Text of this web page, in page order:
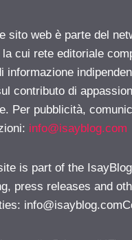
sito web è parte del
cui rete editoriale
informazione
contributo di
Per pubblicità,
info@isayblog.com
is part of the
press releases and